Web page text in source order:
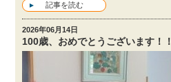
記事を読む
2026年06月14日
100歳、おめでとうございます！！